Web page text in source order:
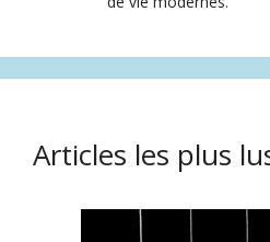
Articles les plus